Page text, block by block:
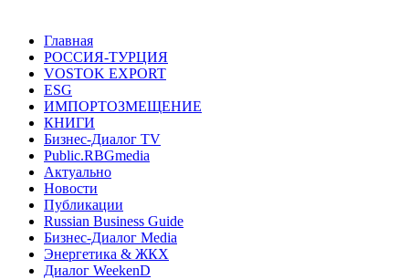
Главная
РОССИЯ-ТУРЦИЯ
VOSTOK EXPORT
ESG
ИМПОРТОЗМЕЩЕНИЕ
КНИГИ
Бизнес-Диалог TV
Public.RBGmedia
Актуально
Новости
Публикации
Russian Business Guide
Бизнес-Диалог Media
Энергетика & ЖКХ
Диалог WeekenD